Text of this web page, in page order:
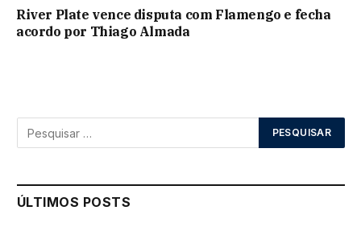
River Plate vence disputa com Flamengo e fecha
acordo por Thiago Almada
ÚLTIMOS POSTS